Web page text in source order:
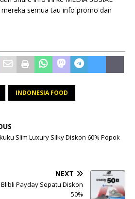
semua tau info promo dan
INDONESIA FOOD
Slim Luxury Silky Diskon 60% Popok
NEXT
Payday Sepatu Diskon
50%